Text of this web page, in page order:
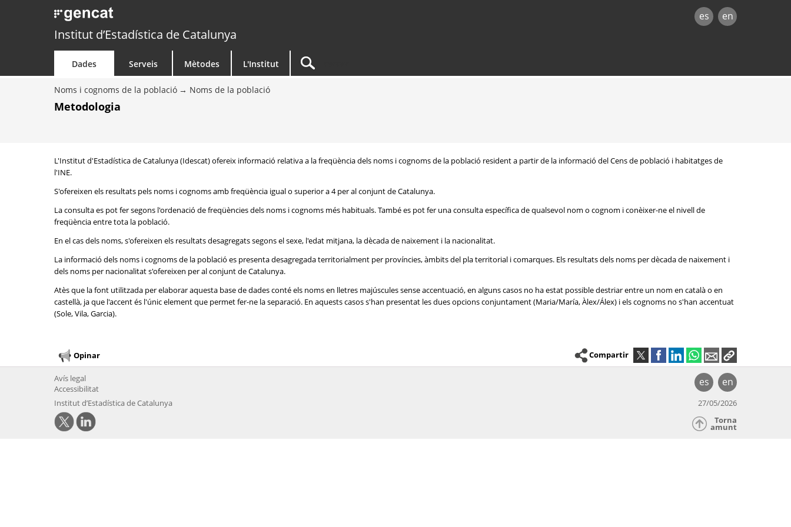
es en
Institut d’Estadística de Catalunya
Dades Serveis Mètodes L'Institut
Noms i cognoms de la població Noms de la població
Metodologia
L'Institut d'Estadística de Catalunya (Idescat) ofereix informació relativa a la freqüència dels noms i cognoms de la població resident a partir de la informació del Cens de població i habitatges de
l'INE.
S'ofereixen els resultats pels noms i cognoms amb freqüència igual o superior a 4 per al conjunt de Catalunya.
La consulta es pot fer segons l'ordenació de freqüències dels noms i cognoms més habituals. També es pot fer una consulta específica de qualsevol nom o cognom i conèixer-ne el nivell de
freqüència entre tota la població.
En el cas dels noms, s'ofereixen els resultats desagregats segons el sexe, l'edat mitjana, la dècada de naixement i la nacionalitat.
La informació dels noms i cognoms de la població es presenta desagregada territorialment per províncies, àmbits del pla territorial i comarques. Els resultats dels noms per dècada de naixement i
dels noms per nacionalitat s'ofereixen per al conjunt de Catalunya.
Atès que la font utilitzada per elaborar aquesta base de dades conté els noms en lletres majúscules sense accentuació, en alguns casos no ha estat possible destriar entre un nom en català o en
castellà, ja que l'accent és l'únic element que permet fer-ne la separació. En aquests casos s'han presentat les dues opcions conjuntament (Maria/María, Àlex/Álex) i els cognoms no s'han accentuat
(Sole, Vila, Garcia).
Opinar Compartir
es en
Avís legal
Accessibilitat
Institut d’Estadística de Catalunya
27/05/2026
Torna
amunt